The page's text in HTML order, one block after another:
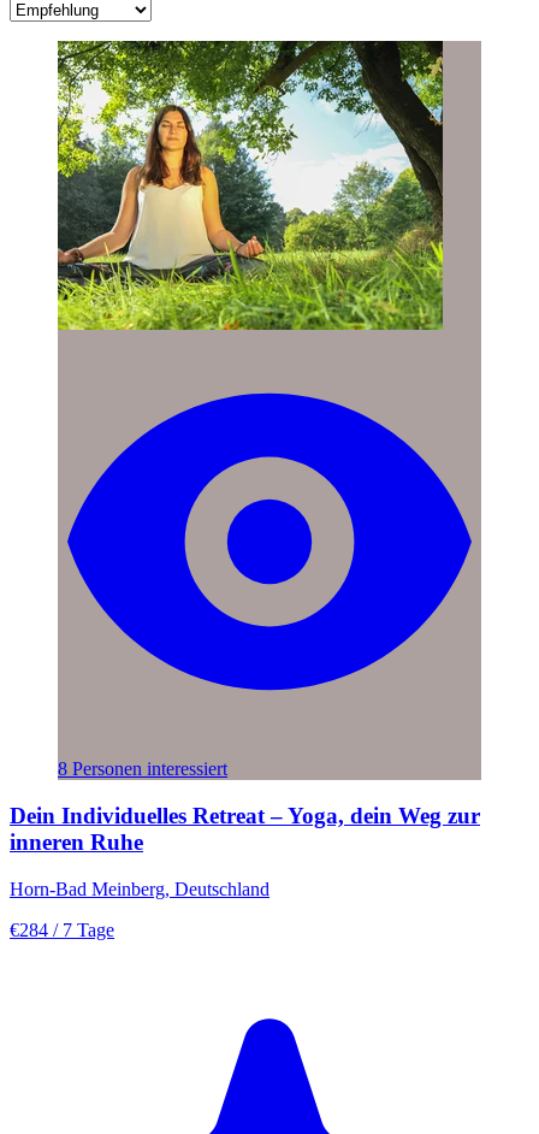
8 Personen interessiert
Dein Individuelles Retreat – Yoga, dein Weg zur
inneren Ruhe
Horn-Bad Meinberg, Deutschland
€284 / 7 Tage